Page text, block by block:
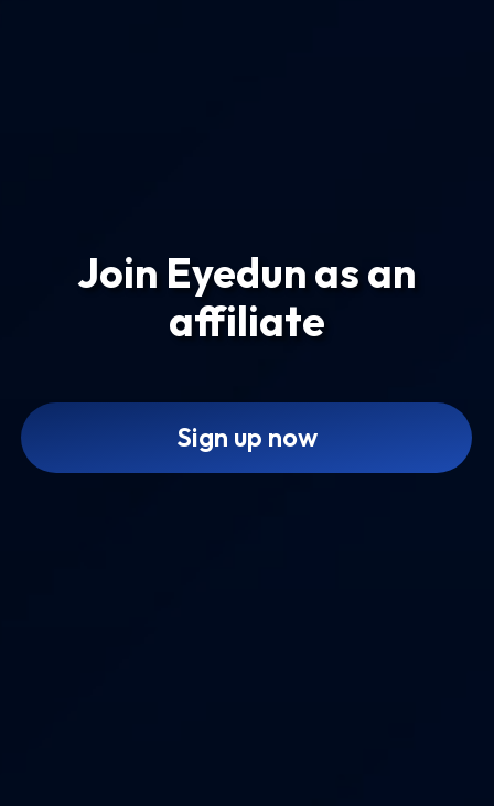
Join Eyedun as an
affiliate
Sign up now